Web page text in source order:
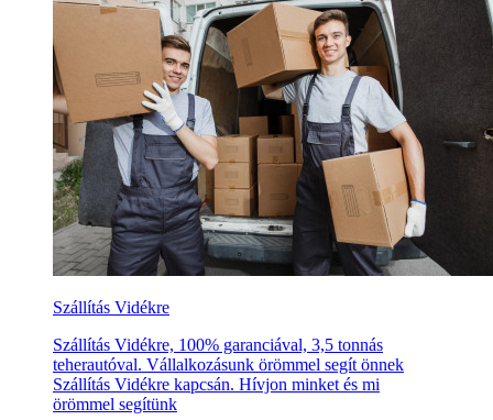
Szállítás Vidékre
Szállítás Vidékre, 100% garanciával, 3,5 tonnás
teherautóval. Vállalkozásunk örömmel segít önnek
Szállítás Vidékre kapcsán. Hívjon minket és mi
örömmel segítünk